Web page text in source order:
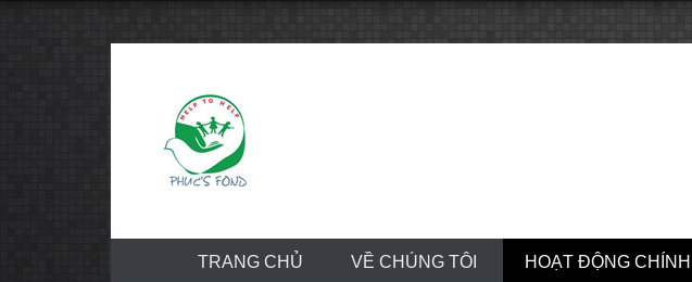
TRANG CHỦ VỀ CHÚNG TÔI HOẠT ĐỘNG CHÍNH